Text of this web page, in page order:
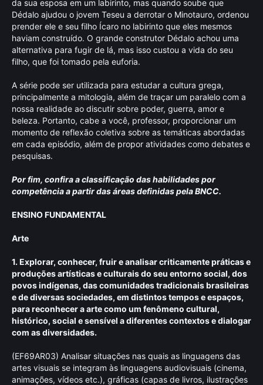
da sua esposa em um labirinto, mas quando soube que
Dédalo ajudou o jovem Teseu a derrotar o Minotauro, ordenou
prender ele e seu filho Ícaro no labirinto que eles mesmos
haviam construído. O grande construtor Dédalo achou uma
alternativa para fugir de lá, mas isso custou a vida do seu
filho, que foi tomado pela euforia.
A série pode ser utilizada para estudar a cultura grega,
principalmente a mitologia, além de traçar um paralelo com a
nossa realidade ao discutir sobre poder, guerra, amor e
beleza. Portanto, cabe a você, professor, proporcionar um
momento de reflexão coletiva sobre as temáticas abordadas
em cada episódio, além de propor atividades como debates e
pesquisas.
Por fim, confira a classificação das habilidades por
competência a partir das áreas definidas pela BNCC.
ENSINO FUNDAMENTAL
Arte
1. Explorar, conhecer, fruir e analisar criticamente práticas e
produções artísticas e culturais do seu entorno social, dos
povos indígenas, das comunidades tradicionais brasileiras
e de diversas sociedades, em distintos tempos e espaços,
para reconhecer a arte como um fenômeno cultural,
histórico, social e sensível a diferentes contextos e dialogar
com as diversidades.
(EF69AR03) Analisar situações nas quais as linguagens das
artes visuais se integram às linguagens audiovisuais (cinema,
animações, vídeos etc.), gráficas (capas de livros, ilustrações